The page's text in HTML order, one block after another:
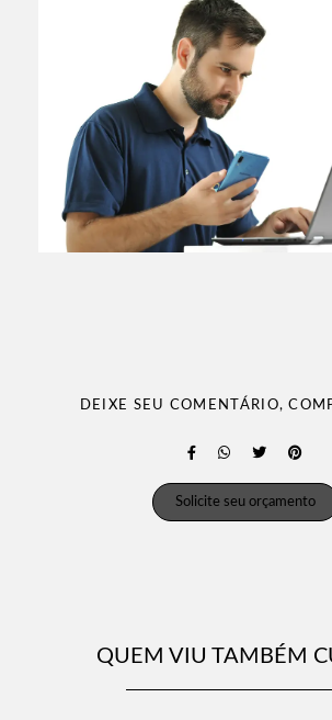
DEIXE SEU COMENTÁRIO,
Solicite seu orçamento
QUEM VIU TAMBÉM